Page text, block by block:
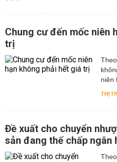
Chung cư đến mốc niên
trị
niên
THỊ
Đề xuất cho chuyển
sản đang thế chấp ngân